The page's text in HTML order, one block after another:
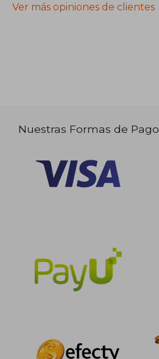
Ver más opiniones de clientes
Nuestras Formas de Pago